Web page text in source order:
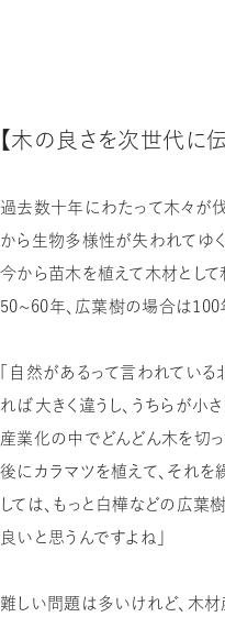
【木の良さを次世代に伝
過去数十年にわたって木々が
から生物多様性が失われてゆ
今から苗木を植えて木材とし
50〜60年、広葉樹の場合は100
「自然があるって言われてい
れば大きく違うし、うちらが小
産業化の中でどんどん木を切っ
後にカラマツを植えて、それを
しては、もっと白樺などの広葉
良いと思うんですよね」
難しい問題は多いけれど、木